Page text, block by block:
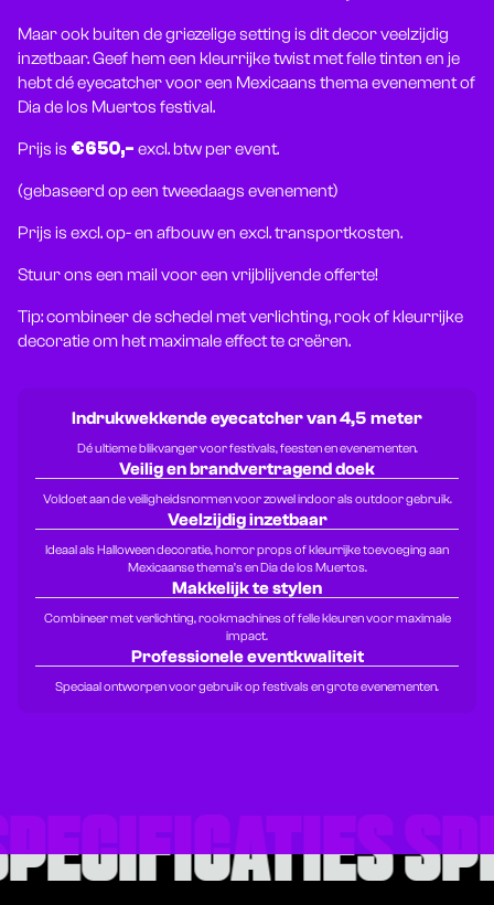
Maar ook buiten de griezelige setting is dit decor veelzijdig
inzetbaar. Geef hem een kleurrijke twist met felle tinten en je
hebt dé eyecatcher voor een Mexicaans thema evenement of
Dia de los Muertos festival.
Prijs is €650,- excl. btw per event.
(gebaseerd op een tweedaags evenement)
Prijs is excl. op- en afbouw en excl. transportkosten.
Stuur ons een mail voor een vrijblijvende offerte!
Tip: combineer de schedel met verlichting, rook of kleurrijke
decoratie om het maximale effect te creëren.
Indrukwekkende eyecatcher van 4,5 meter
Dé ultieme blikvanger voor festivals, feesten en evenementen.
Veilig en brandvertragend doek
Voldoet aan de veiligheidsnormen voor zowel indoor als outdoor gebruik.
Veelzijdig inzetbaar
Ideaal als Halloween decoratie, horror props of kleurrijke toevoeging aan
Mexicaanse thema’s en Dia de los Muertos.
Makkelijk te stylen
Combineer met verlichting, rookmachines of felle kleuren voor maximale
impact.
Professionele eventkwaliteit
Speciaal ontworpen voor gebruik op festivals en grote evenementen.